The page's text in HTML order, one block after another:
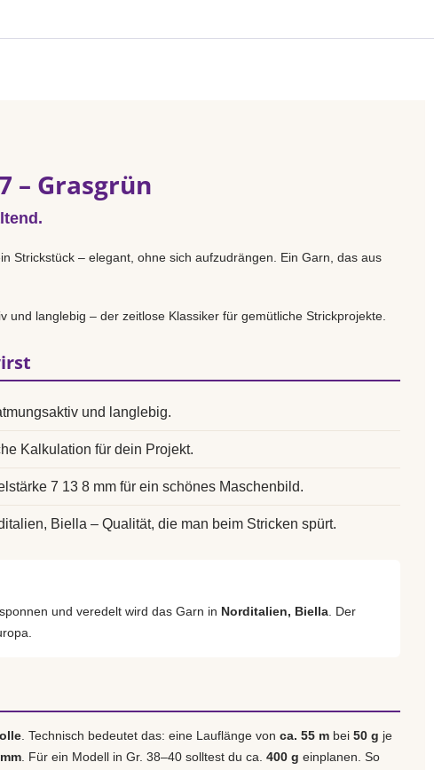
– Grasgrün
Strickstück – elegant, ohne sich aufzudrängen. Ein Garn, das aus
und langlebig – der zeitlose Klassiker für gemütliche Strickprojekte.
und langlebig.
Kalkulation für dein Projekt.
7 13 8 mm für ein schönes Maschenbild.
Biella – Qualität, die man beim Stricken spürt.
und veredelt wird das Garn in Norditalien, Biella . Der
. Technisch bedeutet das: eine Lauflänge von ca. 55 m bei 50 g je
. Für ein Modell in Gr. 38–40 solltest du ca. 400 g einplanen. So